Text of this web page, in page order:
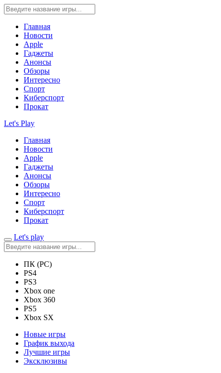
Главная
Новости
Apple
Гаджеты
Анонсы
Обзоры
Интересно
Спорт
Киберспорт
Прокат
Let's Play
Главная
Новости
Apple
Гаджеты
Анонсы
Обзоры
Интересно
Спорт
Киберспорт
Прокат
Let's play
ПК (PC)
PS4
PS3
Xbox one
Xbox 360
PS5
Xbox SX
Новые игры
График выхода
Лучшие игры
Эксклюзивы